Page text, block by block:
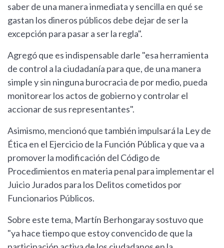
saber de una manera inmediata y sencilla en qué se
gastan los dineros públicos debe dejar de ser la
excepción para pasar a ser la regla".
Agregó que es indispensable darle "esa herramienta
de control a la ciudadanía para que, de una manera
simple y sin ninguna burocracia de por medio, pueda
monitorear los actos de gobierno y controlar el
accionar de sus representantes".
Asimismo, mencionó que también impulsará la Ley de
Ética en el Ejercicio de la Función Pública y que va a
promover la modificación del Código de
Procedimientos en materia penal para implementar el
Juicio Jurados para los Delitos cometidos por
Funcionarios Públicos.
Sobre este tema, Martín Berhongaray sostuvo que
"ya hace tiempo que estoy convencido de que la